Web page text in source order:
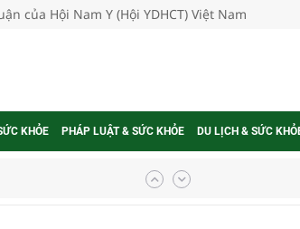
của Hội Nam Y (Hội YDHCT) Việt Nam
KHỎE PHÁP LUẬT & SỨC KHỎE DU LỊCH & SỨC